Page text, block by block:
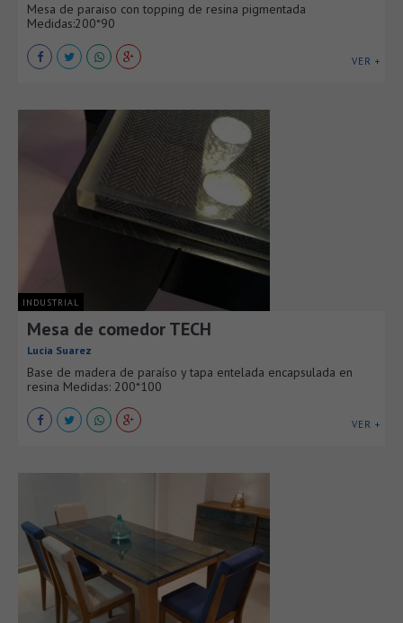
Mesa de paraiso con topping de resina pigmentada
Medidas:200*90
VER +
INDUSTRIAL
Mesa de comedor TECH
Lucia Suarez
Base de madera de paraíso y tapa entelada encapsulada en
resina Medidas: 200*100
VER +